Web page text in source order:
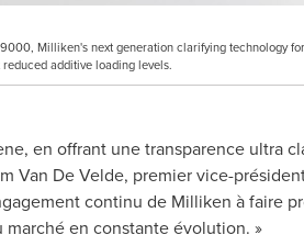
Milliken's next generation clarifying technology
additive loading levels.
en offrant une transparence ultra
Van De Velde, premier vice-
continu de Milliken à faire
en constante évolution. »